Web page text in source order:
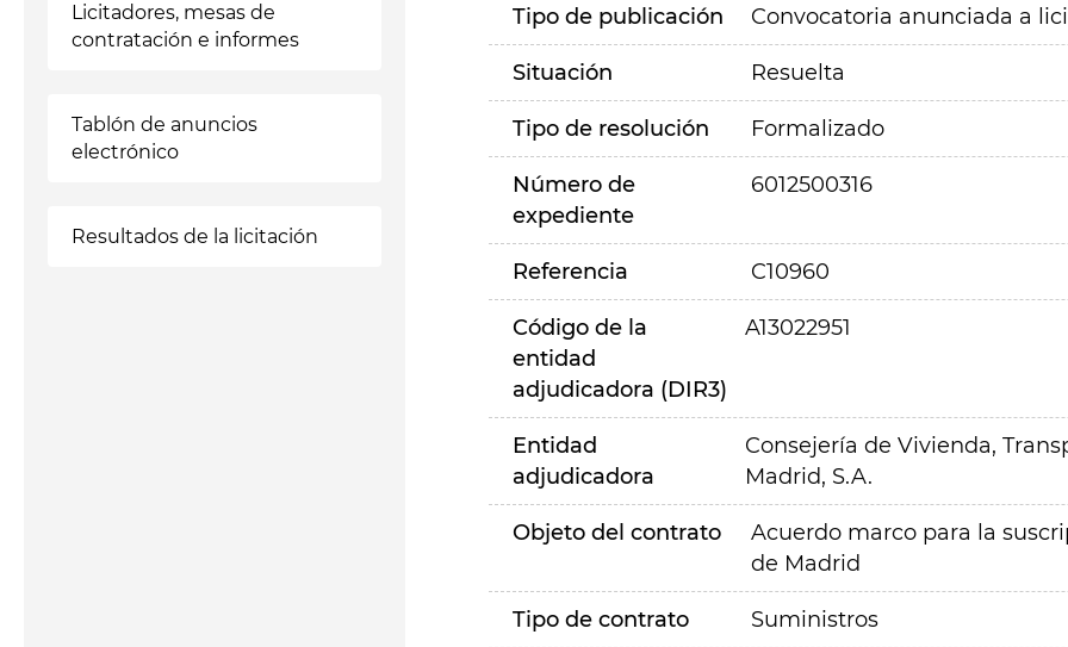
Licitadores, mesas de
contratación e informes
Tablón de anuncios
electrónico
Resultados de la licitación
Tipo de publicación Convocatoria anunciada a
Situación Resuelta
Tipo de resolución Formalizado
Número de
expediente
6012500316
Referencia C10960
Código de la
entidad
adjudicadora (DIR3)
A13022951
Entidad
adjudicadora
Consejería de Vivienda,
Madrid, S.A.
Objeto del contrato
Acuerdo marco para la
de Madrid
Tipo de contrato Suministros